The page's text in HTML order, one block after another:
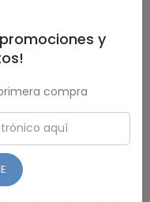
y vitrocerámica
y
compra